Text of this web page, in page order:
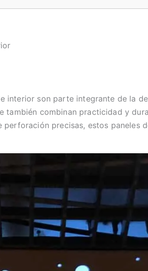
interior son parte integrante de la
combinan practicidad y
precisas, estos paneles